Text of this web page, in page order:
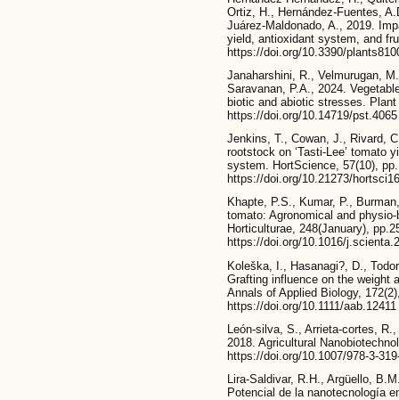
Ortiz, H., Hernández-Fuentes,
Juárez-Maldonado, A., 2019.
yield, antioxidant system, and
https://doi.org/10.3390/
Janaharshini, R., Velmurugan,
Saravanan, P.A., 2024.
biotic and abiotic stresses.
https://doi.org/10.14719/pst.4065
Jenkins, T., Cowan, J., Rivard,
rootstock on ‘Tasti-Lee’ tomato
system. HortScience, 57(10),
https://doi.org/10.21273/
Khapte, P.S., Kumar, P.,
tomato: Agronomical and
Horticulturae, 248(January),
https://doi.org/10.1016/
Koleška, I., Hasanagi?, D.,
Grafting influence on the weight
Annals of Applied Biology,
https://doi.org/10.1111/aab.12411
León-silva, S., Arrieta-cortes,
2018. Agricultural
https://doi.org/10.1007/978-3-
Lira-Saldivar, R.H., Argüello,
Potencial de la nanotecnología